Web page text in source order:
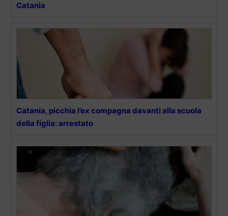
Catania
Catania, picchia l’ex compagna davanti alla scuola
della figlia: arrestato